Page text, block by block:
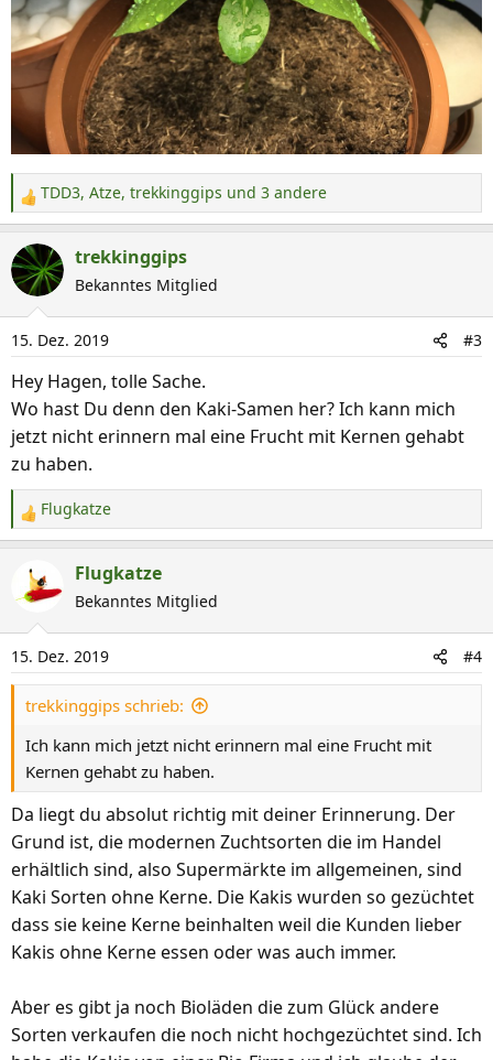
R
e
a
k
t
i
o
n
n
:
TDD3, Atze, trekkinggips und 3 andere
trekkinggips
Bekanntes Mitglied
15. Dez. 2019 #3
Hey Hagen, tolle Sache.
Wo hast Du denn den Kaki-Samen her? Ich kann mich
jetzt nicht erinnern mal eine Frucht mit Kernen gehabt
zu haben.
R
e
k
i
o
n
e
n
Flugkatze
Flugkatze
Bekanntes Mitglied
15. Dez. 2019 #4
trekkinggips schrieb:
Ich kann mich jetzt nicht erinnern mal eine Frucht mit
Kernen gehabt zu haben.
Da liegt du absolut richtig mit deiner Erinnerung. Der
Grund ist, die modernen Zuchtsorten die im Handel
erhältlich sind, also Supermärkte im allgemeinen, sind
Kaki Sorten ohne Kerne. Die Kakis wurden so gezüchtet
dass sie keine Kerne beinhalten weil die Kunden lieber
Kakis ohne Kerne essen oder was auch immer.
Aber es gibt ja noch Bioläden die zum Glück andere
Sorten verkaufen die noch nicht hochgezüchtet sind. Ich